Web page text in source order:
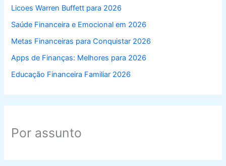
Licoes Warren Buffett para 2026
Saúde Financeira e Emocional em 2026
Metas Financeiras para Conquistar 2026
Apps de Finanças: Melhores para 2026
Educação Financeira Familiar 2026
Por assunto